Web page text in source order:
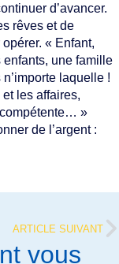
d’avancer.
rêves et de
« Enfant,
enfants, une famille
laquelle !
les affaires,
»
de l’argent :
ARTICLE SUIVANT
vous